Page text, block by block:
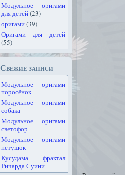
Модульное оригами
для детей(23)
оригами(39)
Оригами для детей
(55)
Свежие записи
Модульное оригами
поросёнок
Модульное оригами
собака
Модульное оригами
светофор
Модульное оригами
петушок
Кусудама фрактал
Ричарда Суини